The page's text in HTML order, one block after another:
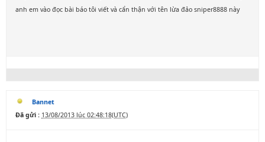
anh em vào đọc bài báo tôi viết và cẩn thận với tên lừa đảo sniper8888 này
Bannet
Đã gửi : 13/08/2013 lúc 02:48:18(UTC)